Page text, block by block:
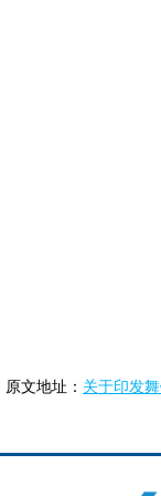
原文地址： 关于印发